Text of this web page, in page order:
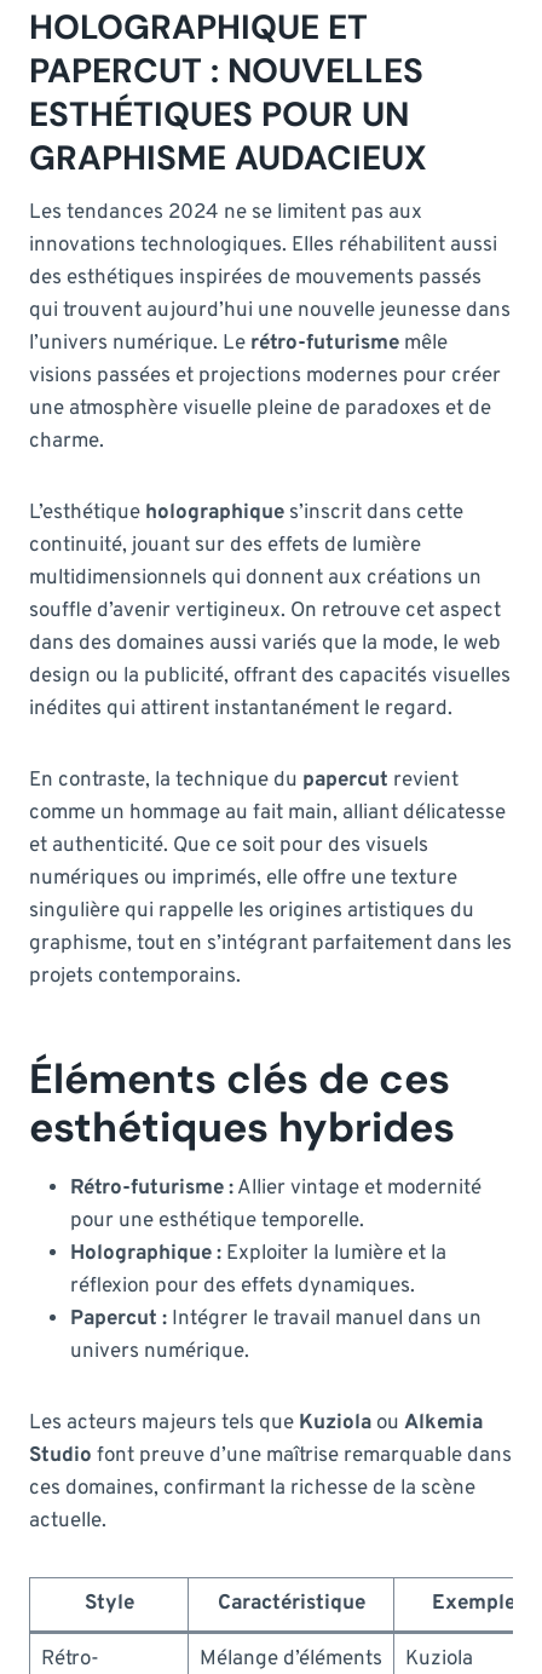
HOLOGRAPHIQUE ET
PAPERCUT : NOUVELLES
ESTHÉTIQUES POUR UN
GRAPHISME AUDACIEUX
Les tendances 2024 ne se limitent pas aux
innovations technologiques. Elles réhabilitent aussi
des esthétiques inspirées de mouvements passés
qui trouvent aujourd’hui une nouvelle jeunesse dans
l’univers numérique. Le rétro-futurisme mêle
visions passées et projections modernes pour créer
une atmosphère visuelle pleine de paradoxes et de
charme.
L’esthétique holographique s’inscrit dans cette
continuité, jouant sur des effets de lumière
multidimensionnels qui donnent aux créations un
souffle d’avenir vertigineux. On retrouve cet aspect
dans des domaines aussi variés que la mode, le web
design ou la publicité, offrant des capacités visuelles
inédites qui attirent instantanément le regard.
En contraste, la technique du papercut revient
comme un hommage au fait main, alliant délicatesse
et authenticité. Que ce soit pour des visuels
numériques ou imprimés, elle offre une texture
singulière qui rappelle les origines artistiques du
graphisme, tout en s’intégrant parfaitement dans les
projets contemporains.
Éléments clés de ces
esthétiques hybrides
Rétro-futurisme :Allier vintage et modernité
pour une esthétique temporelle.
Holographique : Exploiter la lumière et la
réflexion pour des effets dynamiques.
Papercut : Intégrer le travail manuel dans un
univers numérique.
Les acteurs majeurs tels que Kuziola ou Alkemia
Studio font preuve d’une maîtrise remarquable dans
ces domaines, confirmant la richesse de la scène
actuelle.
Style Caractéristique Exemple
Rétro-
Mélange d’éléments
Kuziola